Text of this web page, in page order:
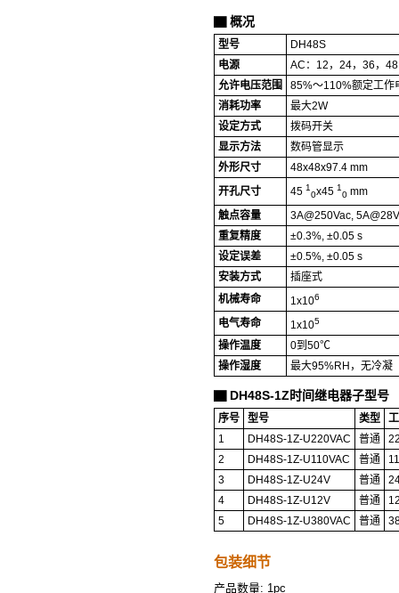
概况
型号
DH48S
电源
AC：12，24，36，
允许电压范围
85%～110%额定工作
消耗功率
最大2W
设定方式
拨码开关
显示方法
数码管显示
外形尺寸
48x48x97.4 mm
开孔尺寸
45 1
0x45 1
0 mm
触点容量
3A@250Vac,
重复精度
±0.3%, ±0.05 s
设定误差
±0.5%, ±0.05 s
安装方式
插座式
机械寿命
1x106
电气寿命 1x105
操作温度
0到50℃
操作湿度
最大95%RH，无冷凝
DH48S-1Z时间继电器子型号
序号 型号 类型
1
DH48S-1Z-U220VAC 普通
2
DH48S-1Z-U110VAC 普通
3
DH48S-1Z-U24V 普通
4
DH48S-1Z-U12V 普通
5
DH48S-1Z-U380VAC 普通
包装细节
产品数量: 1pc